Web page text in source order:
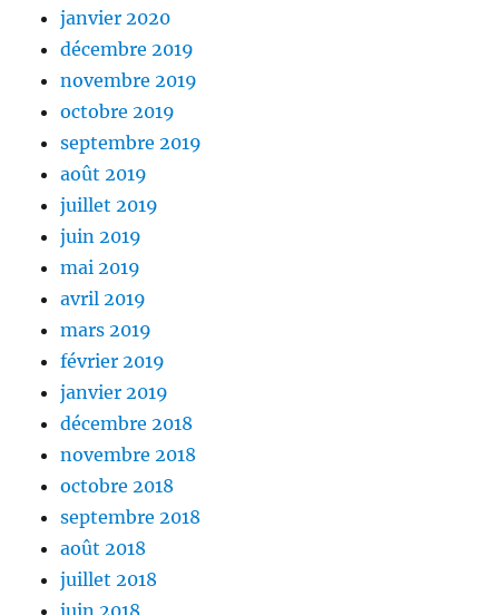
janvier 2020
décembre 2019
novembre 2019
octobre 2019
septembre 2019
août 2019
juillet 2019
juin 2019
mai 2019
avril 2019
mars 2019
février 2019
janvier 2019
décembre 2018
novembre 2018
octobre 2018
septembre 2018
août 2018
juillet 2018
juin 2018